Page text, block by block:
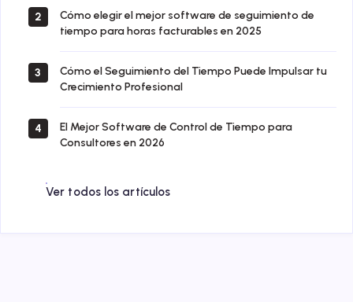
2
Cómo elegir el mejor software de seguimiento de
tiempo para horas facturables en 2025
3
Cómo el Seguimiento del Tiempo Puede Impulsar tu
Crecimiento Profesional
4
El Mejor Software de Control de Tiempo para
Consultores en 2026
Ver todos los artículos